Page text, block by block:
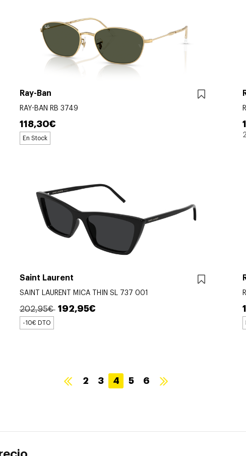
Ray-Ban
RAY-BAN RB 3749
118,30€
En Stock
Saint Laurent
SAINT LAURENT MICA THIN SL 737 001
202,95€ 192,95€
-10€ DTO
2 3 4 5 6